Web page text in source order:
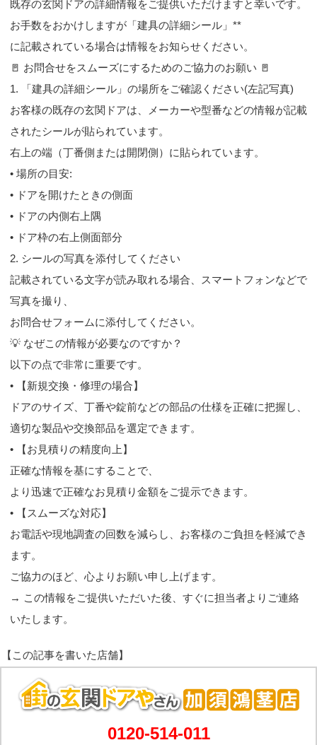
既存の玄関ドアの詳細情報をご提供いただけますと幸いです。
お手数をおかけしますが「建具の詳細シール」**
に記載されている場合は情報をお知らせください。
🚪 お問合せをスムーズにするためのご協力のお願い 🚪
1. 「建具の詳細シール」の場所をご確認ください(左記写真)
お客様の既存の玄関ドアは、メーカーや型番などの情報が記載
されたシールが貼られています。
右上の端（丁番側または開閉側）に貼られています。
• 場所の目安:
• ドアを開けたときの側面
• ドアの内側右上隅
• ドア枠の右上側面部分
2. シールの写真を添付してください
記載されている文字が読み取れる場合、スマートフォンなどで
写真を撮り、
お問合せフォームに添付してください。
💡 なぜこの情報が必要なのですか？
以下の点で非常に重要です。
• 【新規交換・修理の場合】
ドアのサイズ、丁番や錠前などの部品の仕様を正確に把握し、
適切な製品や交換部品を選定できます。
• 【お見積りの精度向上】
正確な情報を基にすることで、
より迅速で正確なお見積り金額をご提示できます。
• 【スムーズな対応】
お電話や現地調査の回数を減らし、お客様のご負担を軽減でき
ます。
ご協力のほど、心よりお願い申し上げます。
→ この情報をご提供いただいた後、すぐに担当者よりご連絡
いたします。
0120-514-011